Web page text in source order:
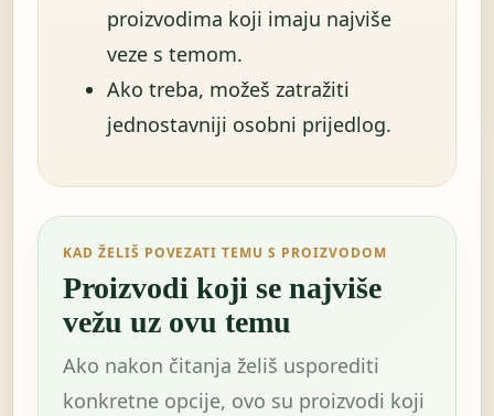
proizvodima koji imaju najviše
veze s temom.
Ako treba, možeš zatražiti
jednostavniji osobni prijedlog.
KAD ŽELIŠ POVEZATI TEMU S PROIZVODOM
Proizvodi koji se najviše
vežu uz ovu temu
Ako nakon čitanja želiš usporediti
konkretne opcije, ovo su proizvodi koji